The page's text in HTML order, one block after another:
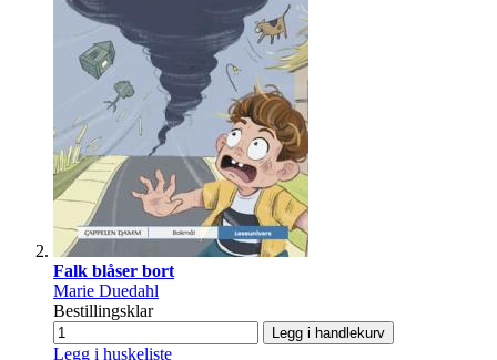
Falk blåser bort
Marie Duedahl
Bestillingsklar
Legg i handlekurv
Legg i huskeliste